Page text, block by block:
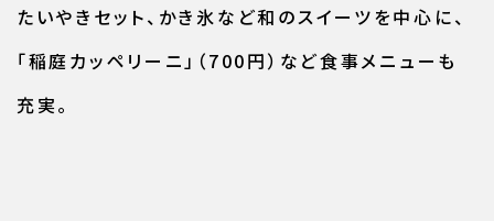
たいやきセット、かき氷など和のスイーツを中心に、
「稲庭カッペリーニ」（700円）など食事メニューも
充実。